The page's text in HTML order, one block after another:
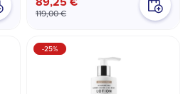
119,00 €
-25%